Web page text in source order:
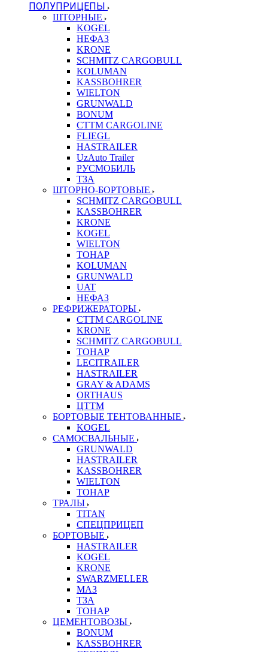
ПОЛУПРИЦЕПЫ
ШТОРНЫЕ
KOGEL
НЕФАЗ
KRONE
SCHMITZ CARGOBULL
KOLUMAN
KASSBOHRER
WIELTON
GRUNWALD
BONUM
CTTM CARGOLINE
FLIEGL
HASTRAILER
UzAuto Trailer
РУСМОБИЛЬ
ТЗА
ШТОРНО-БОРТОВЫЕ
SCHMITZ CARGOBULL
KASSBOHRER
KRONE
KOGEL
WIELTON
ТОНАР
KOLUMAN
GRUNWALD
UAT
НЕФАЗ
РЕФРИЖЕРАТОРЫ
CTTM CARGOLINE
KRONE
SCHMITZ CARGOBULL
ТОНАР
LECITRAILER
HASTRAILER
GRAY & ADAMS
ORTHAUS
ЦТТМ
БОРТОВЫЕ ТЕНТОВАННЫЕ
KOGEL
САМОСВАЛЬНЫЕ
GRUNWALD
HASTRAILER
KASSBOHRER
WIELTON
ТОНАР
ТРАЛЫ
TITAN
СПЕЦПРИЦЕП
БОРТОВЫЕ
HASTRAILER
KOGEL
KRONE
SWARZMELLER
МАЗ
ТЗА
ТОНАР
ЦЕМЕНТОВОЗЫ
BONUM
KASSBOHRER